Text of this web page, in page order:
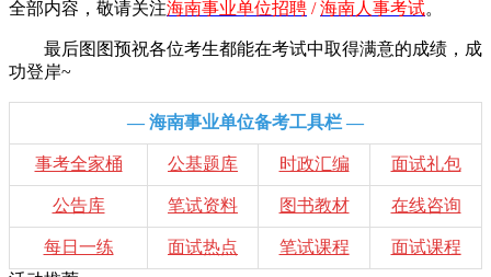
全部内容，敬请关注海南事业单位招聘 /海南人事考试。
最后图图预祝各位考生都能在考试中取得满意的成绩，成
功登岸~
— 海南事业单位备考工具栏 —
事考全家桶 公基题库 时政汇编 面试礼包
公告库 笔试资料 图书教材 在线咨询
每日一练 面试热点 笔试课程
面试课程